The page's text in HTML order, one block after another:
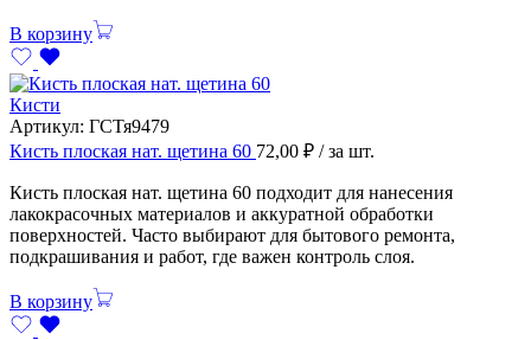
В корзину
Кисти
Артикул: ГСТя9479
Кисть плоская нат. щетина 60 72,00 ₽ / за шт.
Кисть плоская нат. щетина 60 подходит для нанесения
лакокрасочных материалов и аккуратной обработки
поверхностей. Часто выбирают для бытового ремонта,
подкрашивания и работ, где важен контроль слоя.
В корзину